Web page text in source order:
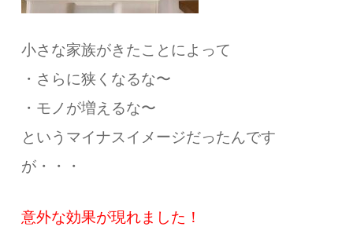
小さな家族がきたことによって
・ さらに狭くなるな〜
・モノが増えるな〜
というマイナスイメージだったんです
が・・・
意外な効果が現れました！